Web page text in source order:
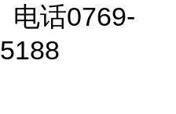
电话0769-